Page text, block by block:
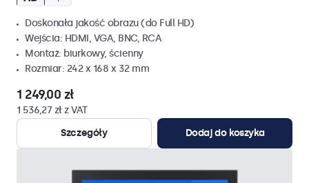
Doskonała jakość obrazu (do Full HD)
Wejścia: HDMI, VGA, BNC, RCA
Montaż: biurkowy, ścienny
Rozmiar: 242 x 168 x 32 mm
1 249,00 zł
1 536,27 zł z VAT
Szczegóły
Dodaj do koszyka